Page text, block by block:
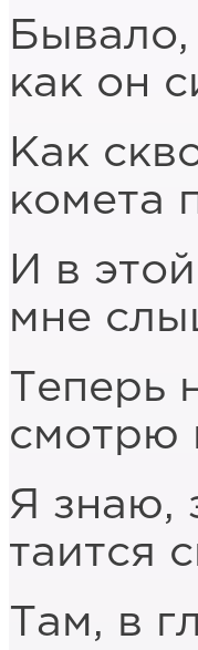
как он
Как
комета
И в
мне
Теперь
смотрю
Я знаю,
таится
Там, в